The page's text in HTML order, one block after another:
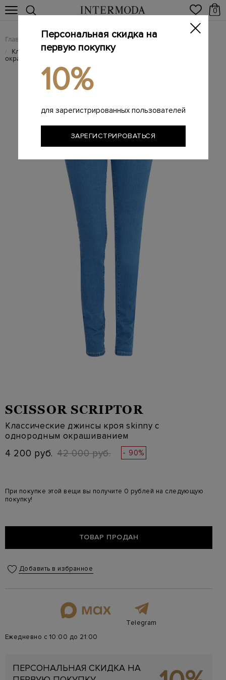
0
Главная Женщинам / Женская одежда / Женские джинсы
/ Классические джинсы кроя skinny с однородным
окрашиванием
SCISSOR SCRIPTOR
Классические джинсы кроя skinny с
однородным окрашиванием
4 200 руб. 42 000 руб. - 90%
При покупке этой вещи вы получите 0 рублей на следующую
покупку!
ТОВАР ПРОДАН
Добавить в избранное
Telegram
Ежедневно с 10:00 до 21:00
ПЕРСОНАЛЬНАЯ СКИДКА НА
Персональная скидка на
первую покупку
10%
для зарегистрированных пользователей
ЗАРЕГИСТРИРОВАТЬСЯ